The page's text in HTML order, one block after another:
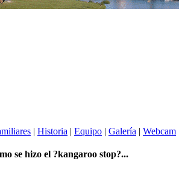
| Historia | Equipo | Galería | Webcam
se hizo el ?kangaroo stop?...